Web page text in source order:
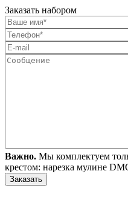
Заказать набором
Важно. Мы комплектуем
крестом: нарезка мулине